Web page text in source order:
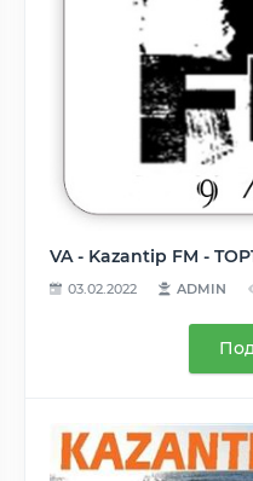
VA - Kazantip FM -
03.02.2022 ADMIN